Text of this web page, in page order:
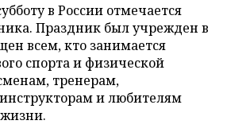
в России отмечается
Праздник был учрежден в
всем, кто занимается
спорта и физической
тренерам,
и любителям
жизни.